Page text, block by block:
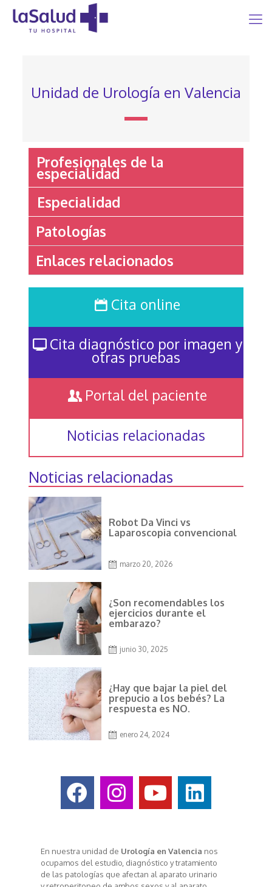
Unidad de Urología en Valencia
Profesionales de la
especialidad
Especialidad
Patologías
Enlaces relacionados
Cita online
Cita diagnóstico por imagen y
otras pruebas
Portal del paciente
Noticias relacionadas
Noticias relacionadas
Robot Da Vinci vs
Laparoscopia convencional
marzo 20, 2026
¿Son recomendables los
ejercicios durante el
embarazo?
junio 30, 2025
¿Hay que bajar la piel del
prepucio a los bebés? La
respuesta es NO.
enero 24, 2024
En nuestra unidad de Urología en Valencia nos
ocupamos del estudio, diagnóstico y tratamiento
de las patologías que afectan al aparato urinario